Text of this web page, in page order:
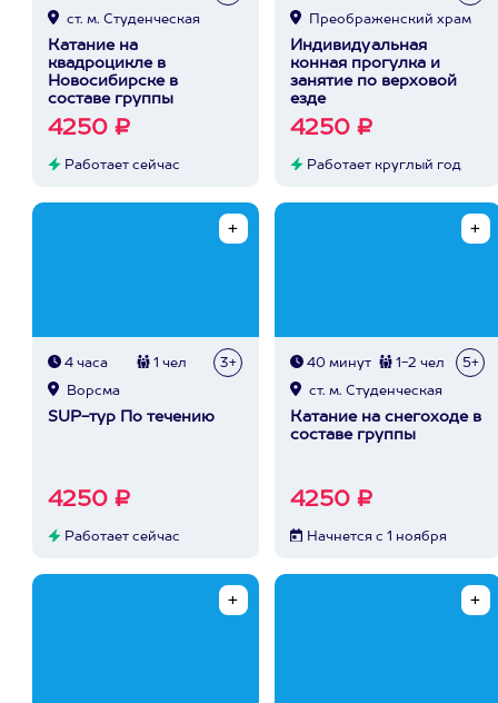
ст. м. Студенческая
Катание на
квадроцикле в
Новосибирске в
составе группы
4250 ₽
Работает сейчас
Преображенский храм
Индивидуальная
конная прогулка и
занятие по верховой
езде
4250 ₽
Работает круглый год
4 часа 1 чел 3+
Ворсма
SUP-тур По течению
4250 ₽
Работает сейчас
40 минут 1-2 чел 5+
ст. м. Студенческая
Катание на снегоходе в
составе группы
4250 ₽
Начнется с 1 ноября